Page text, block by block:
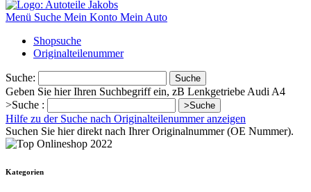
Menü Suche Mein Konto Mein Auto
Shopsuche
Originalteilenummer
Suche: Suche
Geben Sie hier Ihren Suchbegriff ein, zB Lenkgetriebe Audi A4
>Suche :
>Suche
Hilfe zu der Suche nach Originalteilenummer anzeigen
Suchen Sie hier direkt nach Ihrer Originalnummer (OE Nummer).
Kategorien